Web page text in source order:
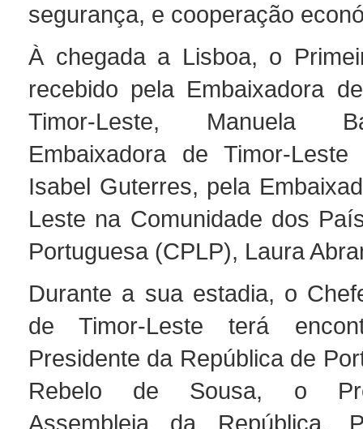
segurança, e cooperação
À chegada a Lisboa, o
recebido pela Embaixadora
Timor-Leste, Manuela
Embaixadora de Timor-
Isabel Guterres, pela
Leste na Comunidade dos
Portuguesa (CPLP), Laura
Durante a sua estadia, o
de Timor-Leste terá
Presidente da República de
Rebelo de Sousa, o
Assembleia da República,